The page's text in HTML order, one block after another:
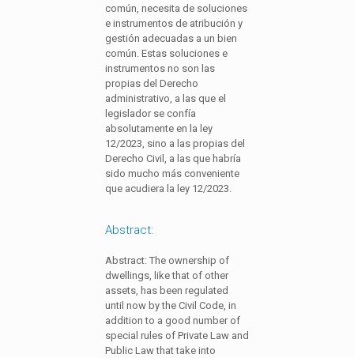
común, necesita de soluciones
e instrumentos de atribución y
gestión adecuadas a un bien
común. Estas soluciones e
instrumentos no son las
propias del Derecho
administrativo, a las que el
legislador se confía
absolutamente en la ley
12/2023, sino a las propias del
Derecho Civil, a las que habría
sido mucho más conveniente
que acudiera la ley 12/2023.
Abstract:
Abstract: The ownership of
dwellings, like that of other
assets, has been regulated
until now by the Civil Code, in
addition to a good number of
special rules of Private Law and
Public Law that take into